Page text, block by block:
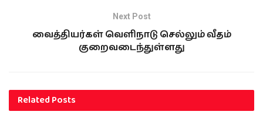
Next Post
வைத்தியர்கள் வெளிநாடு செல்லும் வீதம்
குறைவடைந்துள்ளது
RelatedPosts